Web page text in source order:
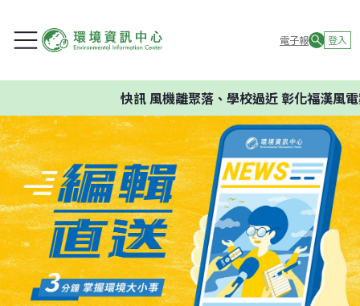
電子報 登入
快訊風機離聚落、學校過近 彰化福漢風電